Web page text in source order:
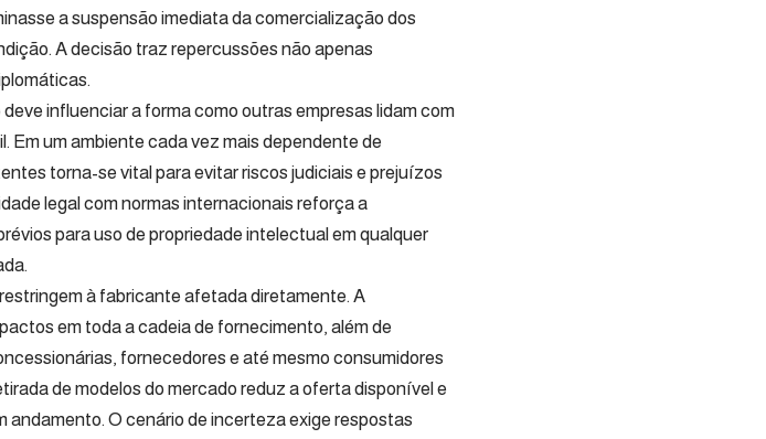
a suspensão imediata da comercialização dos
A decisão traz repercussões não apenas
influenciar a forma como outras empresas lidam com
Em um ambiente cada vez mais dependente de
torna-se vital para evitar riscos judiciais e prejuízos
legal com normas internacionais reforça a
para uso de propriedade intelectual em qualquer
à fabricante afetada diretamente. A
em toda a cadeia de fornecimento, além de
fornecedores e até mesmo consumidores
de modelos do mercado reduz a oferta disponível e
andamento. O cenário de incerteza exige respostas